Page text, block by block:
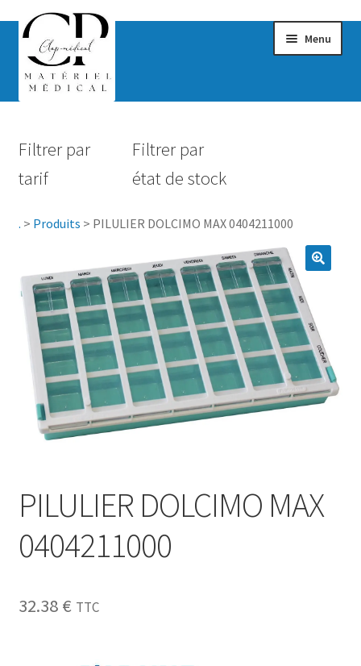
Menu
Hygiène
Maternité
Accessoires Salle de bain
Vêtements & Chaussures
Sécurité
Pro.
Filtrer par
tarif
Filtrer par
état de stock
. > Produits > PILULIER DOLCIMO MAX 0404211000
PILULIER DOLCIMO MAX
0404211000
32.38 € TTC